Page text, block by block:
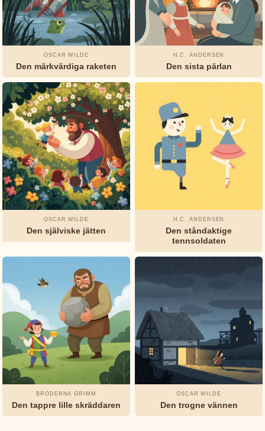
OSCAR WILDE
Den märkvärdiga raketen
H.C. ANDERSEN
Den sista pärlan
OSCAR WILDE
Den själviske jätten
H.C. ANDERSEN
Den ståndaktige
tennsoldaten
BRÖDERNA GRIMM
Den tappre lille skräddaren
OSCAR WILDE
Den trogne vännen